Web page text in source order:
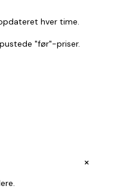
hver time.
"før"-priser.
+